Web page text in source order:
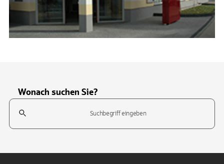
Wonach suchen Sie?
Suchfeld